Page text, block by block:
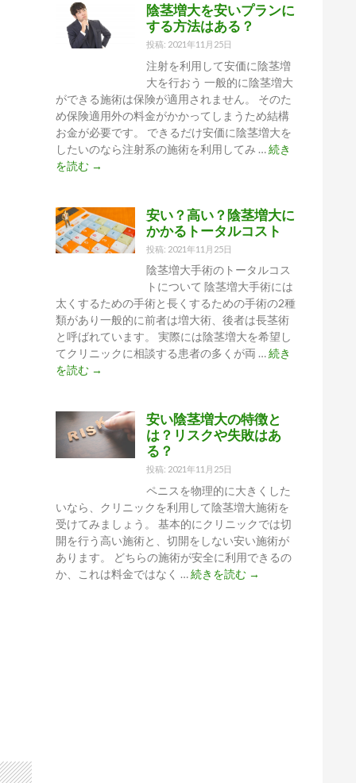
払
え
大
は
い
か
り
も
納
る
価
ど
う
か
が
重
要
陰茎増大を安いプランに
する方法はある？
投稿: 2021年11月25日
注射を利用して安価に陰茎増
大を行おう 一般的に陰茎増大
ができる施術は保険が適用されません。 そのた
め保険適用外の料金がかかってしまうため結構
お金が必要です。 できるだけ安価に陰茎増大を
したいのなら注射系の施術を利用してみ …続き
を読む 陰
大
を
安
ラ
ン
に
す
は
あ
る？
→
安い？高い？陰茎増大に
かかるトータルコスト
投稿: 2021年11月25日
陰茎増大手術のトータルコス
トについて 陰茎増大手術には
太くするための手術と長くするための手術の2種
類があり一般的に前者は増大術、後者は長茎術
と呼ばれています。 実際には陰茎増大を希望し
てクリニックに相談する患者の多くが両 …続き
を読む 安
い？
陰
茎
か
か
る
ト
→
安い陰茎増大の特徴と
は？リスクや失敗はあ
る？
投稿: 2021年11月25日
ペニスを物理的に大きくした
いなら、クリニックを利用して陰茎増大施術を
受けてみましょう。 基本的にクリニックでは切
開を行う高い施術と、切開をしない安い施術が
あります。 どちらの施術が安全に利用できるの
か、これは料金ではなく …続きを読む 安
→